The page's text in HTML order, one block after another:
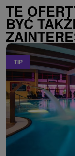
TE
BYĆ
TIP